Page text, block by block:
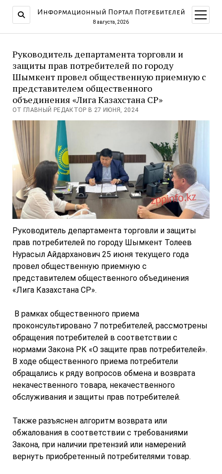
Информационный Портал Потребителей
8 августа, 2026
меню
Руководитель департамента торговли и
защиты прав потребителей по городу
Шымкент провел общественную приемную с
представителем общественного
объединения «Лига Казахстана СР»
ОТ ГЛАВНЫЙ РЕДАКТОР В 27 ИЮНЯ, 2024
Руководитель департамента торговли и защиты
прав потребителей по городу Шымкент Толеев
Нурасыл Айдарханович 25 июня текущего года
провел общественную приемную с
представителем общественного объединения
«Лига Казахстана СР».
В рамках общественного приема
проконсультировано 7 потребителей, рассмотрены
обращения потребителей в соответствии с
нормами Закона РК «О защите прав потребителей».
В ходе общественного приема потребители
обращались к ряду вопросов обмена и возврата
некачественного товара, некачественного
обслуживания и защиты прав потребителей.
Также разъяснен алгоритм возврата или
обжалования в соответствии с требованиями
Закона, при наличии претензий или намерений
вернуть приобретенный потребителями товар.